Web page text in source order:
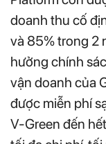
doanh thu cố
và 85% trong 2
hưởng chính
vận doanh của
được miễn phí
V-Green đến